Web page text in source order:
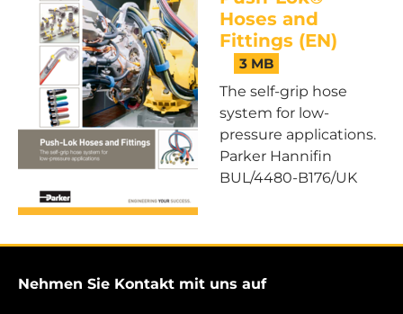
Hoses and
Fittings (EN)
3 MB
The self-grip hose
system for low-
pressure applications.
Parker Hannifin
BUL/4480-B176/UK
Nehmen Sie Kontakt mit uns auf